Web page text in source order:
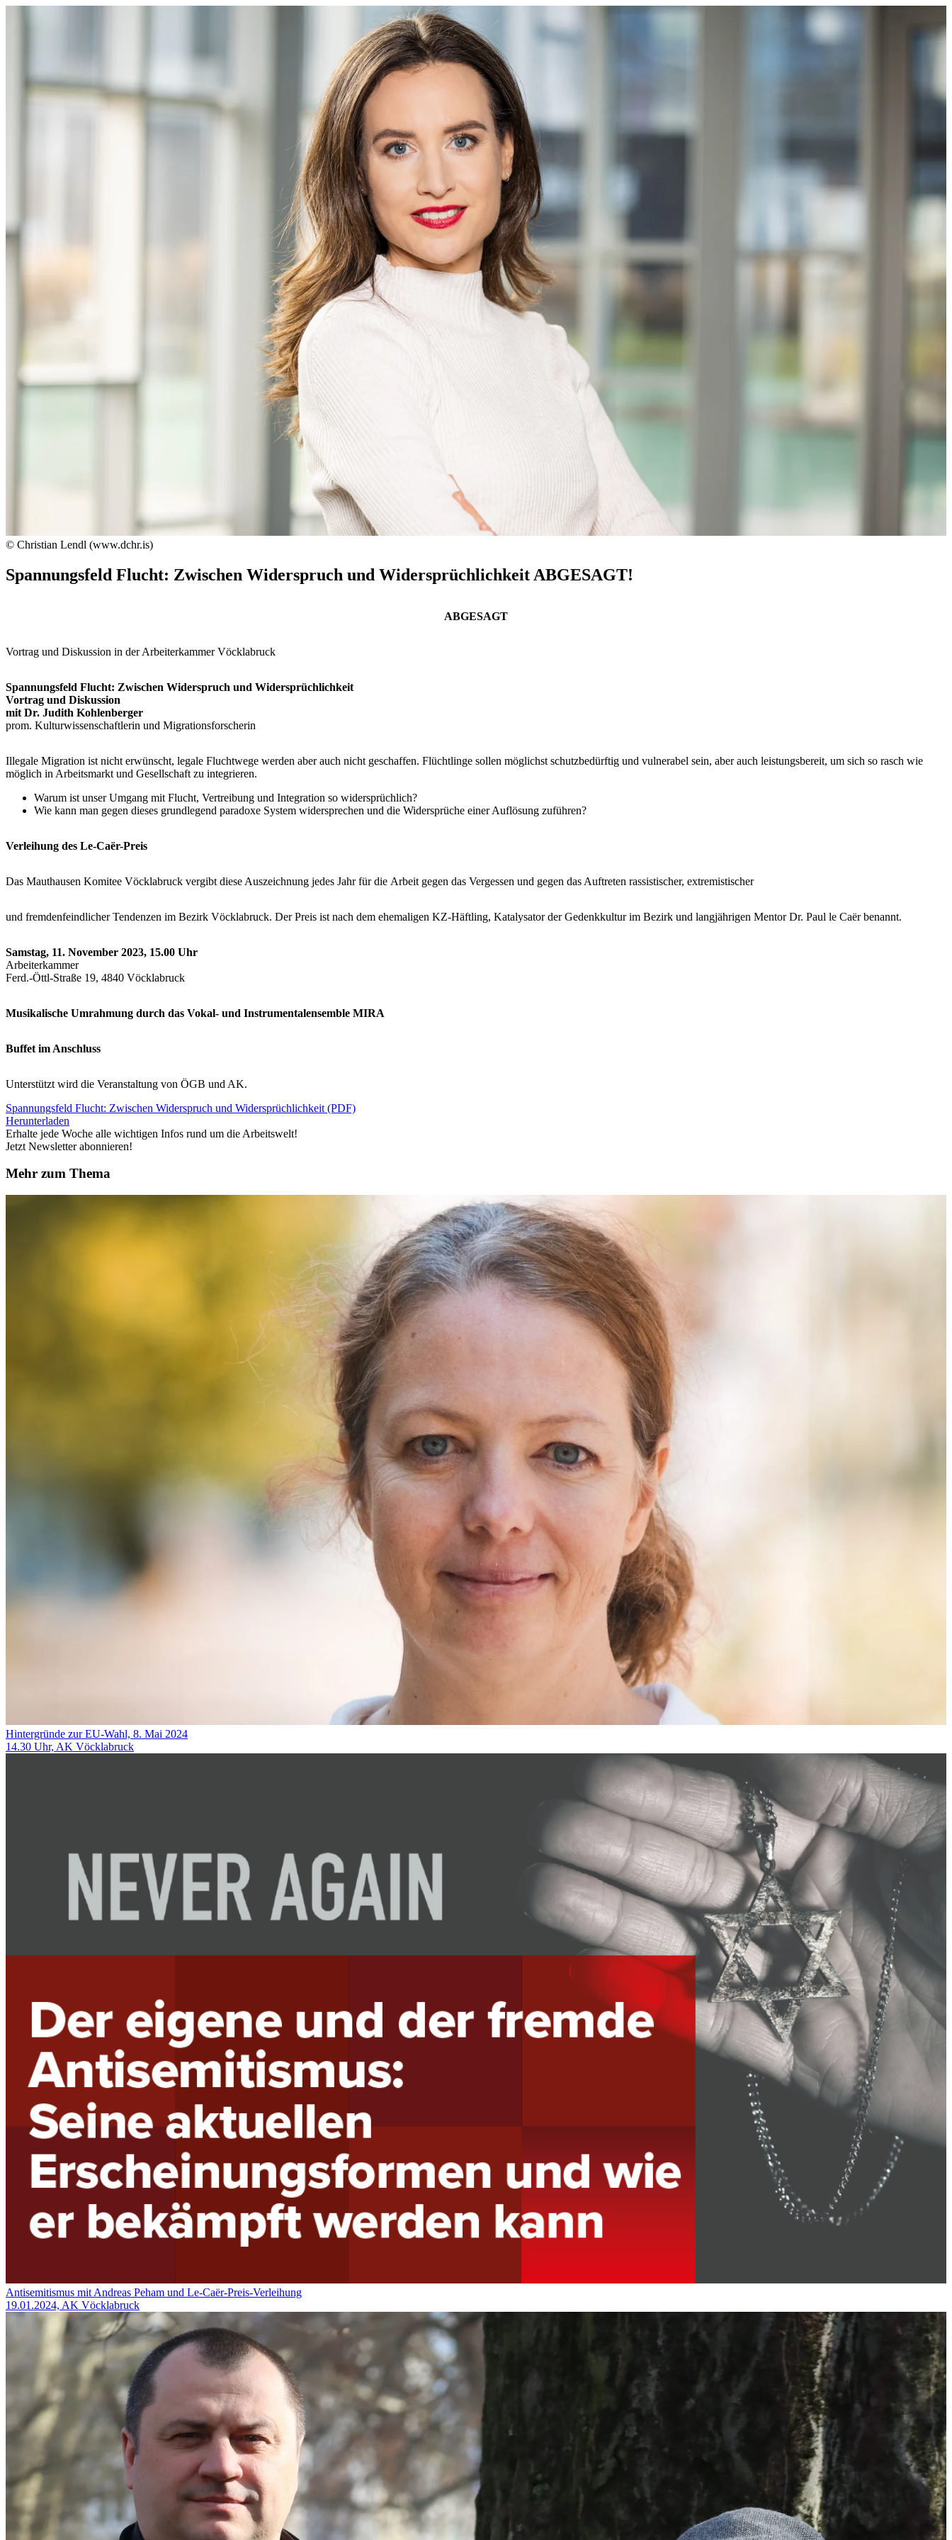
© Christian Lendl (www.dchr.is)
Spannungsfeld Flucht: Zwischen Widerspruch und Widersprüchlichkeit ABGESAGT!
ABGESAGT
Vortrag und Diskussion in der Arbeiterkammer Vöcklabruck
Spannungsfeld Flucht: Zwischen Widerspruch und Widersprüchlichkeit
Vortrag und Diskussion
mit Dr. Judith Kohlenberger
prom. Kulturwissenschaftlerin und Migrationsforscherin
Illegale Migration ist nicht erwünscht, legale Fluchtwege werden aber auch nicht geschaffen. Flüchtlinge sollen möglichst schutzbedürftig und vulnerabel sein, aber auch leistungsbereit, um sich so rasch wie
möglich in Arbeitsmarkt und Gesellschaft zu integrieren.
Warum ist unser Umgang mit Flucht, Vertreibung und Integration so widersprüchlich?
Wie kann man gegen dieses grundlegend paradoxe System widersprechen und die Widersprüche einer Auflösung zuführen?
Verleihung des Le-Caër-Preis
Das Mauthausen Komitee Vöcklabruck vergibt diese Auszeichnung jedes Jahr für die Arbeit gegen das Vergessen und gegen das Auftreten rassistischer, extremistischer
und fremdenfeindlicher Tendenzen im Bezirk Vöcklabruck. Der Preis ist nach dem ehemaligen KZ-Häftling, Katalysator der Gedenkkultur im Bezirk und langjährigen Mentor Dr. Paul le Caër benannt.
Samstag, 11. November 2023, 15.00 Uhr
Arbeiterkammer
Ferd.-Öttl-Straße 19, 4840 Vöcklabruck
Musikalische Umrahmung durch das Vokal- und Instrumentalensemble MIRA
Buffet im Anschluss
Unterstützt wird die Veranstaltung von ÖGB und AK.
Spannungsfeld Flucht: Zwischen Widerspruch und Widersprüchlichkeit (PDF)
Herunterladen
Erhalte jede Woche alle wichtigen Infos rund um die Arbeitswelt!
Jetzt Newsletter abonnieren!
Mehr zum Thema
Hintergründe zur EU-Wahl, 8. Mai 2024
14.30 Uhr, AK Vöcklabruck
Antisemitismus mit Andreas Peham und Le-Caër-Preis-Verleihung
19.01.2024, AK Vöcklabruck